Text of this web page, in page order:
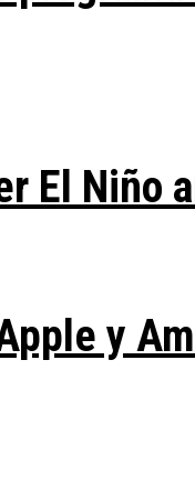
El Niño
y